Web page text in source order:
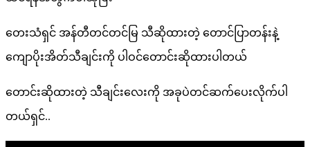
တေးသံရှင် အန်တီတင်တင်မြ သီဆိုထားတဲ့ တောင်ပြာတန်းနဲ့
ကျောပိုးအိတ်သီချင်းကို ပါဝင်တောင်းဆိုထားပါတယ်
တောင်းဆိုထားတဲ့ သီချင်းလေးကို အခုပဲတင်ဆက်ပေးလိုက်ပါ
တယ်ရှင်..